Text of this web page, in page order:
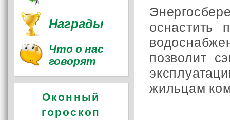
оснастить
позволит
жильцам
Награды
Что о нас
говорят
Оконный
гороскоп